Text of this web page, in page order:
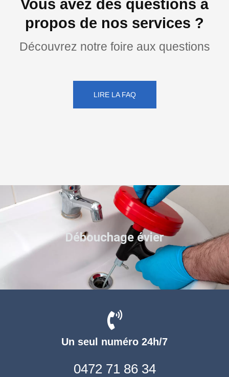
Vous avez des questions à
propos de nos services ?
Découvrez notre foire aux questions
LIRE LA FAQ
Un seul numéro 24h/7
0472 71 86 34
Débouchage évier